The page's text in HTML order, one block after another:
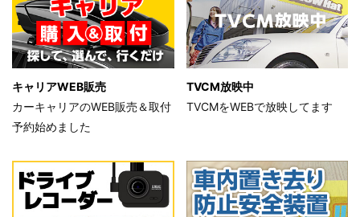
キャリアWEB販売
カーキャリアのWEB販売＆取付
予約始めました
TVCM放映中
TVCMをWEBで放映してます